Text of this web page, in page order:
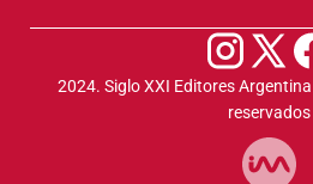
2024. Siglo XXI Editores
reservados